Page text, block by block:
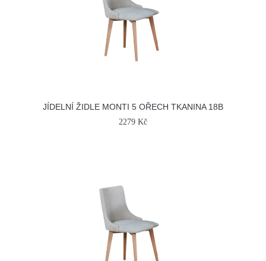
JÍDELNÍ ŽIDLE MONTI 5 OŘECH TKANINA 18B
2279 Kč